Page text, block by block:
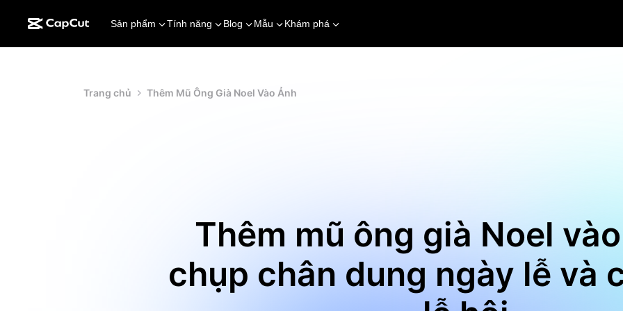
Sản phẩm Tính năng Blog Mẫu Khám phá
Trang chủ Thêm Mũ Ông Già Noel Vào Ảnh
Thêm mũ ông già Noel
chụp chân dung ngày lễ và